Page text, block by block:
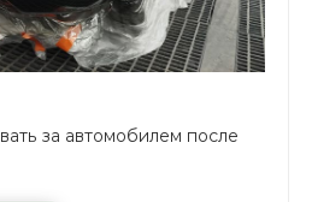
за автомобилем после